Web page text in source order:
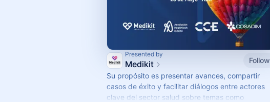
Presented by
Medikit
Follow
Su propósito es presentar avances, compartir
casos de éxito y facilitar diálogos entre actores
clave del sector salud sobre temas como